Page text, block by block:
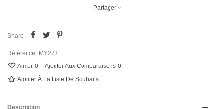
Partager
Share
Référence: MY273
Aimer 0 Ajouter Aux Comparaisons 0
Ajouter À La Liste De Souhaits
Description